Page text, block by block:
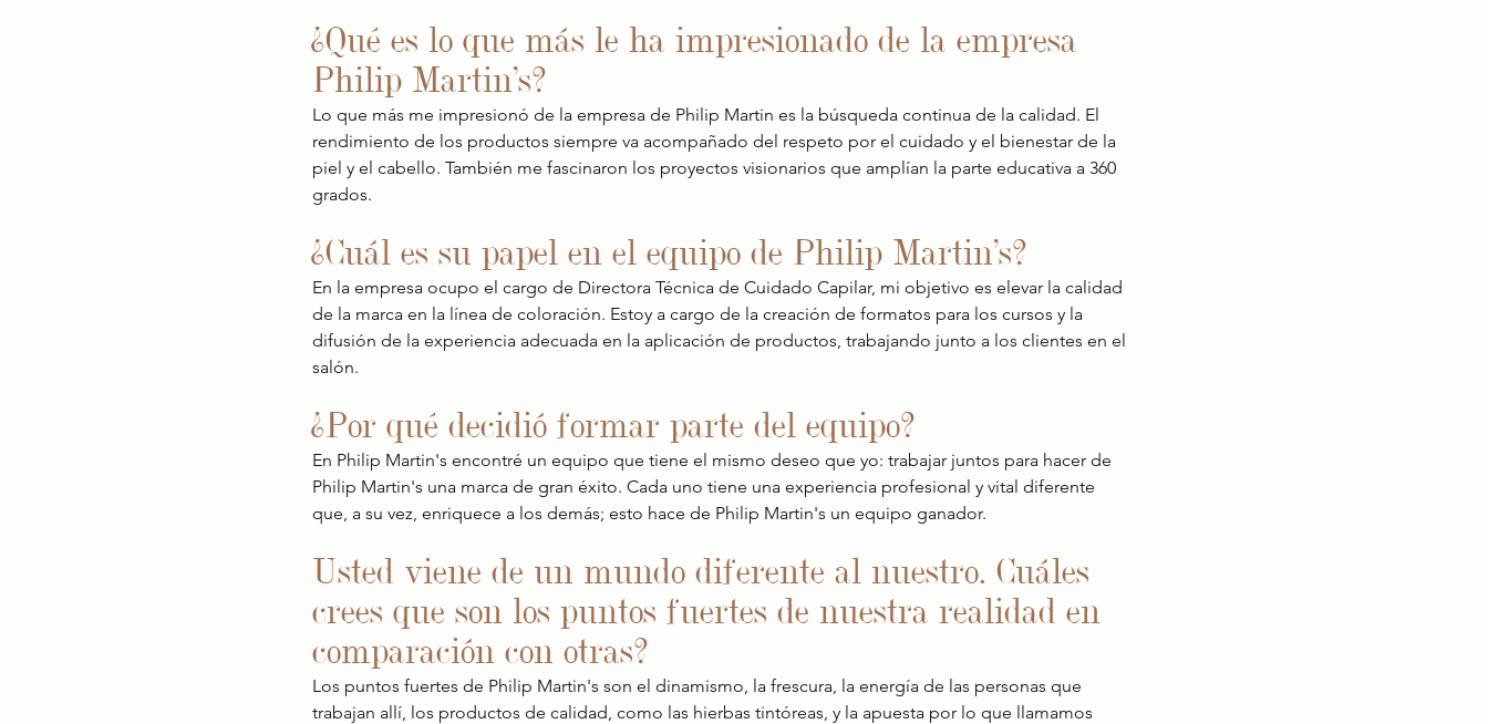
¿Qué es lo que más le ha impresionado de la empresa
Philip Martin's?
Lo que más me impresionó de la empresa de Philip Martin es la búsqueda continua de la calidad. El
rendimiento de los productos siempre va acompañado del respeto por el cuidado y el bienestar de la
piel y el cabello. También me fascinaron los proyectos visionarios que amplían la parte educativa a 360
grados.
¿Cuál es su papel en el equipo de Philip Martin's?
En la empresa ocupo el cargo de Directora Técnica de Cuidado Capilar, mi objetivo es elevar la calidad
de la marca en la línea de coloración. Estoy a cargo de la creación de formatos para los cursos y la
difusión de la experiencia adecuada en la aplicación de productos, trabajando junto a los clientes en el
salón.
¿Por qué decidió formar parte del equipo?
En Philip Martin's encontré un equipo que tiene el mismo deseo que yo: trabajar juntos para hacer de
Philip Martin's una marca de gran éxito. Cada uno tiene una experiencia profesional y vital diferente
que, a su vez, enriquece a los demás; esto hace de Philip Martin's un equipo ganador.
Usted viene de un mundo diferente al nuestro. Cuáles
crees que son los puntos fuertes de nuestra realidad en
comparación con otras?
Los puntos fuertes de Philip Martin's son el dinamismo, la frescura, la energía de las personas que
trabajan allí, los productos de calidad, como las hierbas tintóreas, y la apuesta por lo que llamamos